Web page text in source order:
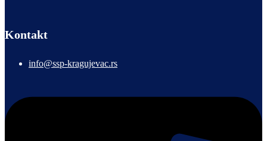
Kontakt
info@ssp-kragujevac.rs